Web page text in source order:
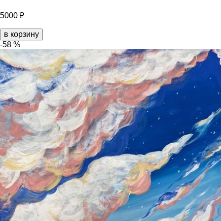
5000 ₽
в корзину
-58 %